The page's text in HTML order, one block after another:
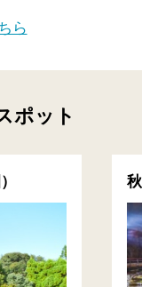
ら
ポット